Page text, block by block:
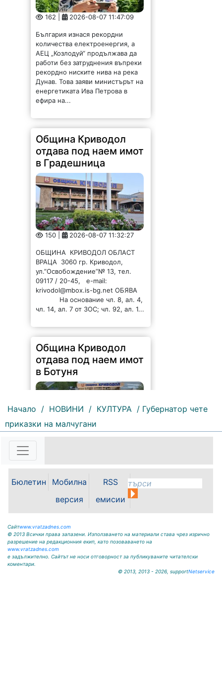
162 | 2026-08-07 11:47:09
България изнася рекордни
количества електроенергия, а
АЕЦ „Козлодуй“ продължава да
работи без затруднения въпреки
рекордно ниските нива на река
Дунав. Това заяви министърът на
енергетиката Ива Петрова в
ефира на...
Община Криводол
отдава под наем имот
в Градешница
150 | 2026-08-07 11:32:27
ОБЩИНА КРИВОДОЛ ОБЛАСТ
ВРАЦА 3060 гр. Криводол,
ул.”Освобождение”№ 13, тел.
09117 / 20-45, e-mail:
krivodol@mbox.is-bg.net ОБЯВА
На основание чл. 8, ал. 4,
чл. 14, ал. 7 от ЗОС; чл. 92, ал. 1...
Община Криводол
отдава под наем имот
в Ботуня
ОБЩИНА КРИВОДОЛ ОБЛАСТ
„Освобождение” № 13, тел.
krivodol@mbox.is-bg.net ОБЯВА
Начало / НОВИНИ / КУЛТУРА / Губернатор чете
приказки на малчугани
Бюлетин
Мобилна
версия
RSS
емисии
Сайтwww.vratzadnes.com
© 2013 Всички права запазени. Използването на материали става чрез изрично
разрешение на редакционния екип, като позоваването на
www.vratzadnes.com
е задължително. Сайтът не носи отговорност за публикуваните читателски
коментари.
© 2013, 2013 - 2026, supportNetservice